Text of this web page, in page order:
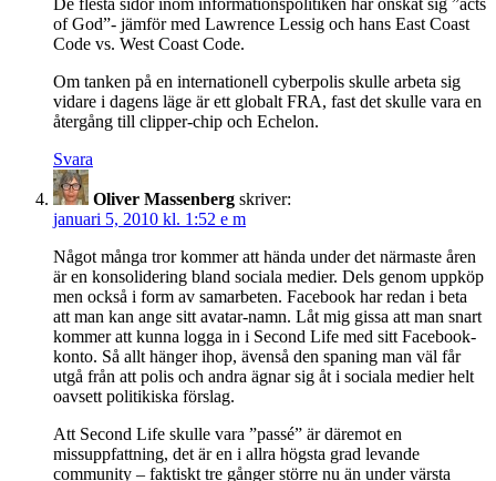
De flesta sidor inom informationspolitiken har önskat sig ”acts
of God”- jämför med Lawrence Lessig och hans East Coast
Code vs. West Coast Code.
Om tanken på en internationell cyberpolis skulle arbeta sig
vidare i dagens läge är ett globalt FRA, fast det skulle vara en
återgång till clipper-chip och Echelon.
Svara
Oliver Massenberg skriver:
januari 5, 2010 kl. 1:52 e m
Något många tror kommer att hända under det närmaste åren
är en konsolidering bland sociala medier. Dels genom uppköp
men också i form av samarbeten. Facebook har redan i beta
att man kan ange sitt avatar-namn. Låt mig gissa att man snart
kommer att kunna logga in i Second Life med sitt Facebook-
konto. Så allt hänger ihop, ävenså den spaning man väl får
utgå från att polis och andra ägnar sig åt i sociala medier helt
oavsett politikiska förslag.
Att Second Life skulle vara ”passé” är däremot en
missuppfattning, det är en i allra högsta grad levande
community – faktiskt tre gånger större nu än under värsta